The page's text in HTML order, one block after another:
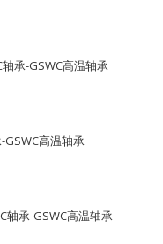
承-GSWC高温轴承
GSWC高温轴承
轴承-GSWC高温轴承